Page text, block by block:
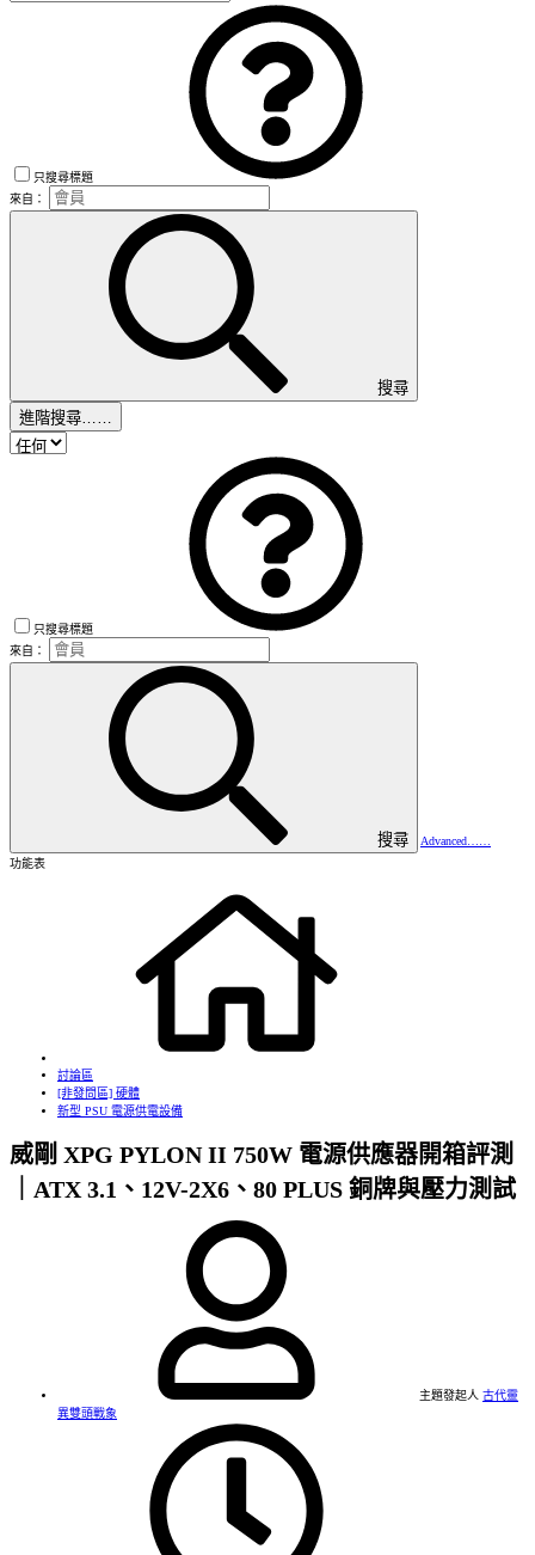
只搜尋標題
來自：
搜尋
進階搜尋……
只搜尋標題
來自：
搜尋
Advanced……
功能表
討論區
[非發問區] 硬體
新型 PSU 電源供電設備
威剛 XPG PYLON II 750W 電源供應器開箱評測
｜ATX 3.1、12V-2X6、80 PLUS 銅牌與壓力測試
主題發起人 古代靈
異雙頭戰象